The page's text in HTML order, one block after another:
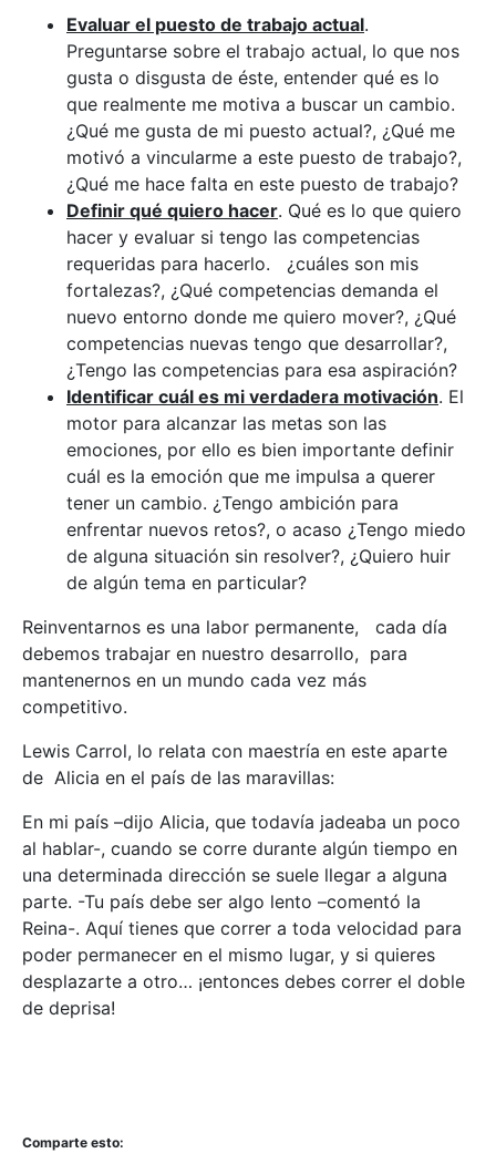
Evaluar el puesto de trabajo actual.
Preguntarse sobre el trabajo actual, lo que nos
gusta o disgusta de éste, entender qué es lo
que realmente me motiva a buscar un cambio.
¿Qué me gusta de mi puesto actual?, ¿Qué me
motivó a vincularme a este puesto de trabajo?,
¿Qué me hace falta en este puesto de trabajo?
Definir qué quiero hacer. Qué es lo que quiero
hacer y evaluar si tengo las competencias
requeridas para hacerlo. ¿cuáles son mis
fortalezas?, ¿Qué competencias demanda el
nuevo entorno donde me quiero mover?, ¿Qué
competencias nuevas tengo que desarrollar?,
¿Tengo las competencias para esa aspiración?
Identificar cuál es mi verdadera motivación. El
motor para alcanzar las metas son las
emociones, por ello es bien importante definir
cuál es la emoción que me impulsa a querer
tener un cambio. ¿Tengo ambición para
enfrentar nuevos retos?, o acaso ¿Tengo miedo
de alguna situación sin resolver?, ¿Quiero huir
de algún tema en particular?
Reinventarnos es una labor permanente, cada día
debemos trabajar en nuestro desarrollo, para
mantenernos en un mundo cada vez más
competitivo.
Lewis Carrol, lo relata con maestría en este aparte
de Alicia en el país de las maravillas:
En mi país –dijo Alicia, que todavía jadeaba un poco
al hablar-, cuando se corre durante algún tiempo en
una determinada dirección se suele llegar a alguna
parte. -Tu país debe ser algo lento –comentó la
Reina-. Aquí tienes que correr a toda velocidad para
poder permanecer en el mismo lugar, y si quieres
desplazarte a otro… ¡entonces debes correr el doble
de deprisa!
Comparte esto: